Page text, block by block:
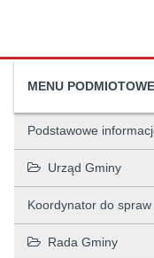
MENU PODMIOTOWE
Podstawowe
Urząd Gminy
Koordynator do
Rada Gminy